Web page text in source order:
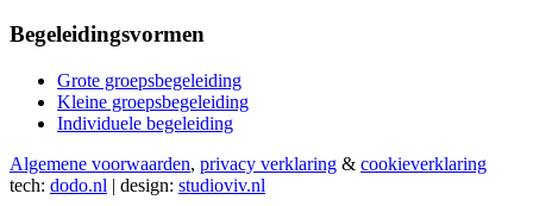
Begeleidingsvormen
Grote groepsbegeleiding
Kleine groepsbegeleiding
Individuele begeleiding
Algemene voorwaarden, privacy verklaring & cookieverklaring
tech: dodo.nl | design: studioviv.nl